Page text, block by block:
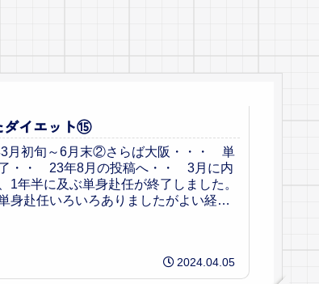
ダイエット⑮
月初旬～6月末②さらば大阪・・・ 単
・・ 23年8月の投稿へ・・ 3月に内
1年半に及ぶ単身赴任が終了しました。
身赴任いろいろありましたがよい経験
2024.04.05